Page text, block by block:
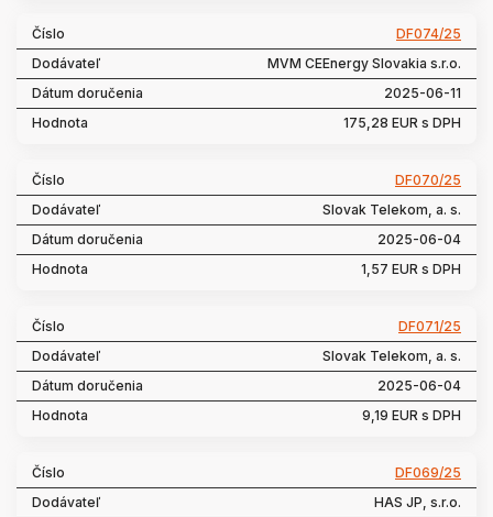
DF074/25
MVM CEEnergy Slovakia s.r.o.
2025-06-11
175,28 EUR s DPH
DF070/25
Slovak Telekom, a. s.
2025-06-04
1,57 EUR s DPH
DF071/25
Slovak Telekom, a. s.
2025-06-04
9,19 EUR s DPH
DF069/25
HAS JP, s.r.o.